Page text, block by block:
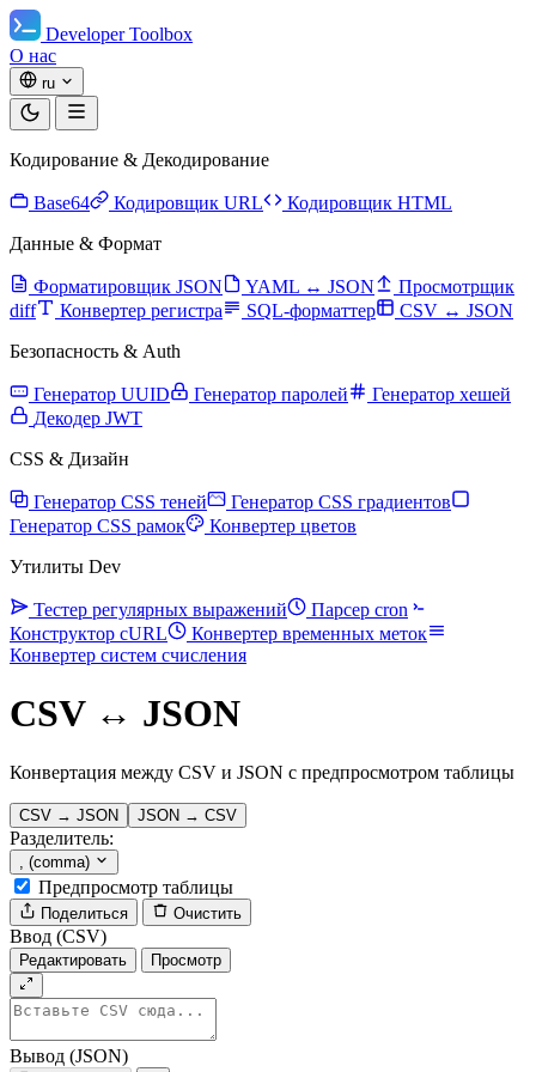
Developer Toolbox
О нас
ru
Кодирование & Декодирование
Base64 Кодировщик URL
Кодировщик HTML
Данные & Формат
Форматировщик JSON YAML ↔ JSON
Просмотрщик
diff
Конвертер регистра SQL-форматтер
CSV ↔ JSON
Безопасность & Auth
Генератор UUID Генератор паролей
Генератор хешей
Декодер JWT
CSS & Дизайн
Генератор CSS теней
Генератор CSS градиентов
Генератор CSS рамок
Конвертер цветов
Утилиты Dev
Тестер регулярных выражений
Парсер cron
Конструктор cURL
Конвертер временных меток
Конвертер систем счисления
CSV ↔ JSON
Конвертация между CSV и JSON с предпросмотром таблицы
CSV → JSON JSON → CSV
Разделитель:
, (comma)
Предпросмотр таблицы
Поделиться Очистить
Ввод (CSV)
Редактировать Просмотр
Вывод (JSON)